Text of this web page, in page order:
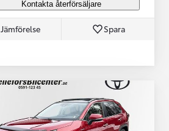
Kontakta återförsäljare
Jämförelse Spara